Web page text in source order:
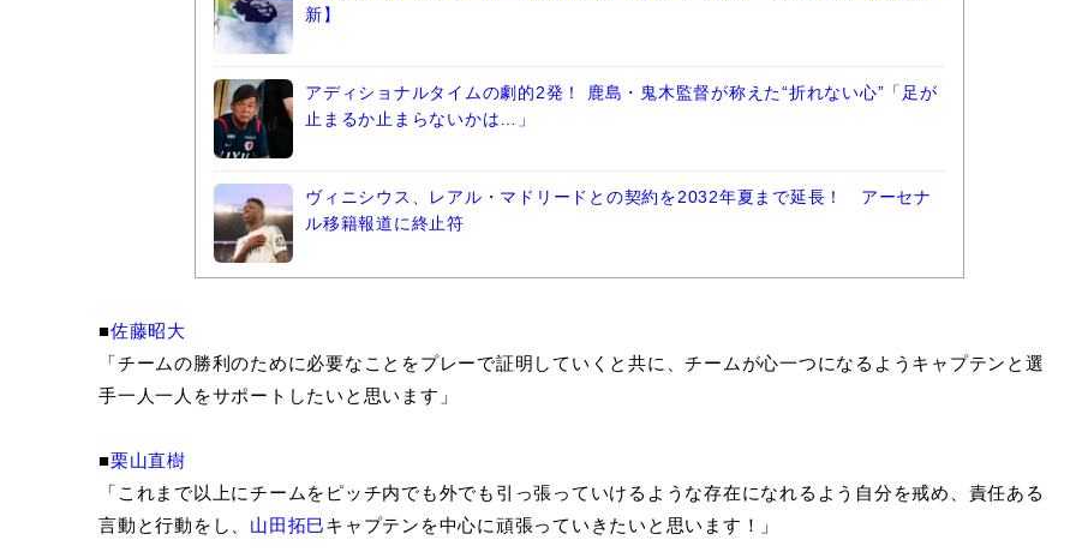
新】
アディショナルタイムの劇的2発！ 鹿島・鬼木監督が称えた“折れない心”「足が
止まるか止まらないかは…」
ヴィニシウス、レアル・マドリードとの契約を2032年夏まで延長！ アーセナ
ル移籍報道に終止符
■佐藤昭大
「チームの勝利のために必要なことをプレーで証明していくと共に、チームが心一つになるようキャプテンと選
手一人一人をサポートしたいと思います」
■栗山直樹
「これまで以上にチームをピッチ内でも外でも引っ張っていけるような存在になれるよう自分を戒め、責任ある
言動と行動をし、 山田拓巳キャプテンを中心に頑張っていきたいと思います！」